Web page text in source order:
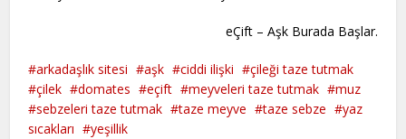
eÇift – Aşk Burada Başlar.
arkadaşlık sitesi aşk ciddi ilişki
çileği taze tutmak
çilek
domates eçift meyveleri taze tutmak
muz
sebzeleri taze tutmak
taze meyve taze sebze
yaz
sıcakları
yeşillik